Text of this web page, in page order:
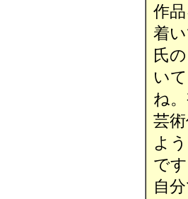
作
着
氏
い
ね
芸
よ
で
自